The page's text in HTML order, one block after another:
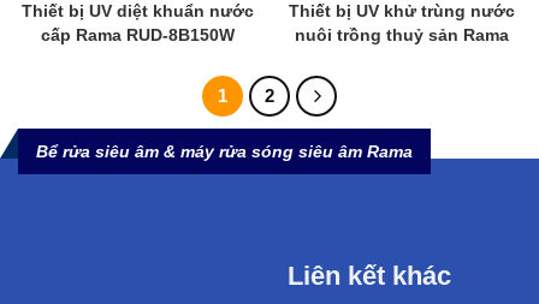
Thiết bị UV diệt khuẩn nước
cấp Rama RUD-8B150W
Thiết bị UV khử trùng nước
nuôi trồng thuỷ sản Rama
1 2
Bể rửa siêu âm & máy rửa sóng siêu âm Rama
Liên kết khác